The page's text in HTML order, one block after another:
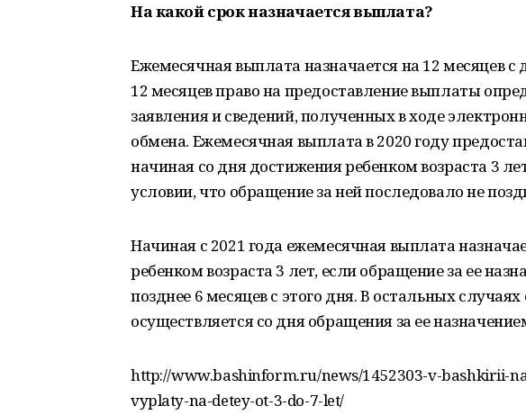
На какой срок назначается выплата?
Ежемесячная выплата назначается на 12 месяцев
12 месяцев право на предоставление выплаты
заявления и сведений, полученных в ходе
обмена. Ежемесячная выплата в 2020 году
начиная со дня достижения ребенком возраста 3
условии, что обращение за ней последовало не
Начиная с 2021 года ежемесячная выплата
ребенком возраста 3 лет, если обращение за ее
позднее 6 месяцев с этого дня. В остальных
осуществляется со дня обращения за ее
http://www.bashinform.ru/news/1452303-v-bashkirii-
vyplaty-na-detey-ot-3-do-7-let/